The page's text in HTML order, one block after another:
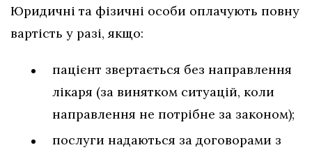
Юридичні та фізичні особи оплачують повну
вартість у разі, якщо:
пацієнт звертається без направлення
лікаря (за винятком ситуацій, коли
направлення не потрібне за законом);
послуги надаються за договорами з